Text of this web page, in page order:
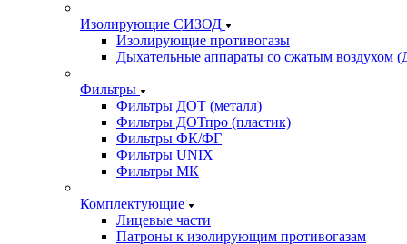
Изолирующие СИЗОД
Изолирующие противогазы
Дыхательные аппараты со сжатым воздухом
Фильтры
Фильтры ДОТ (металл)
Фильтры ДОТпро (пластик)
Фильтры ФК/ФГ
Фильтры UNIX
Фильтры МК
Комплектующие
Лицевые части
Патроны к изолирующим противогазам